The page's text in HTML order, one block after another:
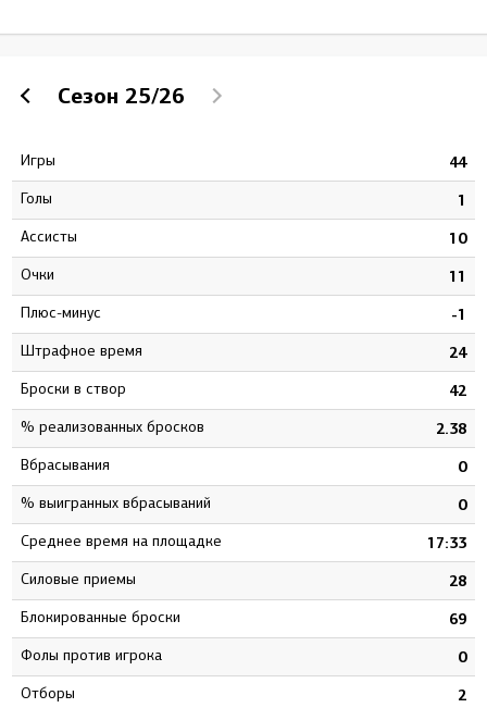
Сезон 25/26
Игры 44
Голы 1
Ассисты 10
Очки 11
Плюс-минус -1
штрафное время 24
Броски в створ 42
% реализованных бросков 2.38
Вбрасывания 0
% выигранных вбрасываний 0
Среднее время на площадке 17:33
Силовые приемы 28
Блокированные броски 69
Фолы против игрока 0
Отборы 2